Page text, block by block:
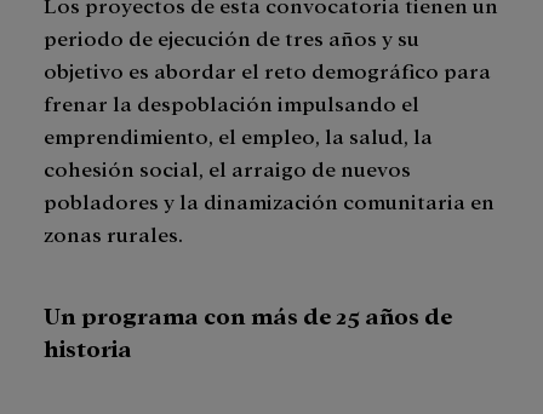
periodo de ejecución de tres años y su
objetivo es abordar el reto demográfico para
frenar la despoblación impulsando el
emprendimiento, el empleo, la salud, la
cohesión social, el arraigo de nuevos
pobladores y la dinamización comunitaria en
zonas rurales.
Un programa con más de 25 años de
historia